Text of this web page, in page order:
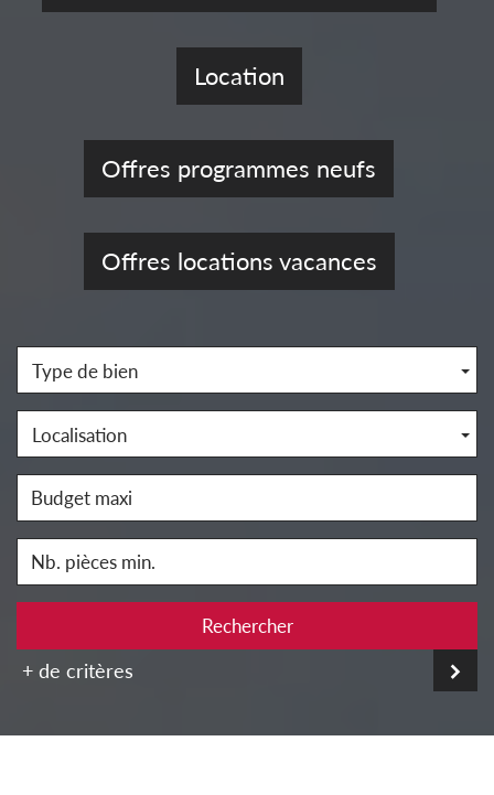
Location
Offres programmes neufs
Offres locations vacances
Type de bien
Localisation
Rechercher
+ de critères